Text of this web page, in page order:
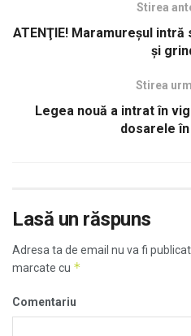
Stirea
ATENŢIE! Maramureşul intră
şi
Stirea
Legea nouă a intrat în
dosarele
Lasă un răspuns
Adresa ta de email nu va fi
marcate cu *
Comentariu